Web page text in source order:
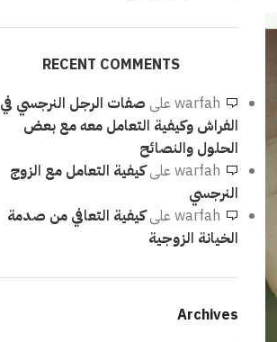
RECENT COMMENTS
warfahعلى صفات الرجل النرجسي في
الفراش وكيفية التعامل معه مع بعض
الحلول والنصائح
warfahعلىكيفية التعامل مع الزوج
النرجسي
warfahعلىكيفية التعافي من صدمة
الخيانة الزوجية
Archives